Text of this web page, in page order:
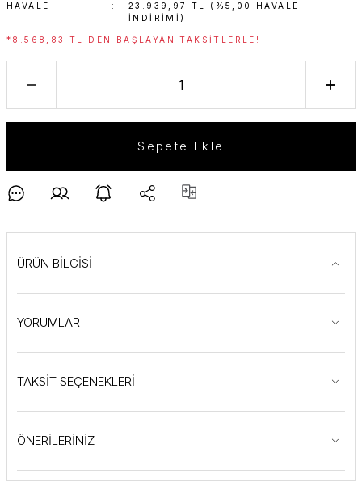
HAVALE
23.939,97 TL (%5,00 HAVALE
INDIRIMI)
*8.568,83 TL DEN BAŞLAYAN TAKSITLERLE!
Sepete Ekle
ÜRÜN BİLGİSİ
YORUMLAR
TAKSİT SEÇENEKLERİ
ÖNERİLERİNİZ